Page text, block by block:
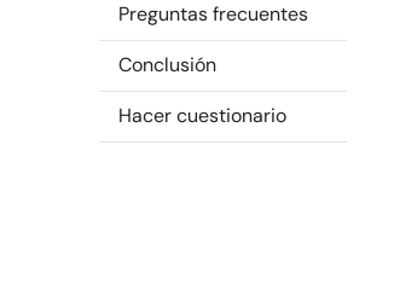
Preguntas frecuentes
Conclusión
Hacer cuestionario